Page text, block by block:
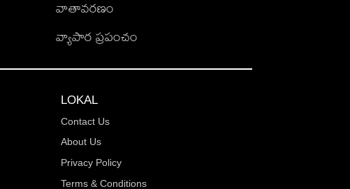
వాతావరణం
వ్యాపార ప్రపంచం
LOKAL
Contact Us
About Us
Privacy Policy
Terms & Conditions